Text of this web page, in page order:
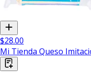
$28.00
Mi Tienda Queso